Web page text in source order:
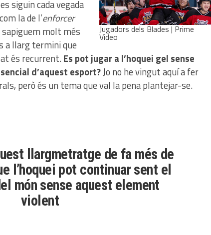
Jugadors dels Blades | Prime
Video
siguin cada vegada
la de l’enforcer
molt més
a llarg termini que
és recurrent.Es pot jugar a l’hoquei gel sense
d’aquest esport?Jo no he vingut aquí a fer
però és un tema que val la pena plantejar-se.
llargmetratge de fa més de
l’hoquei pot continuar sent el
món sense aquest element
violent